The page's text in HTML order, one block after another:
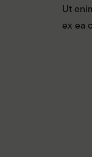
Ut
ex ea